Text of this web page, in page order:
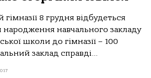
гімназії 8 грудня відбудеться
народження навчального закладу
школи до гімназії – 100
заклад справді...